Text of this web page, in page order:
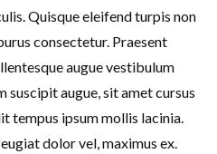
Quisque eleifend turpis non
consectetur. Praesent
augue vestibulum
suscipit augue, sit amet cursus
tempus ipsum mollis lacinia.
dolor vel, maximus ex.